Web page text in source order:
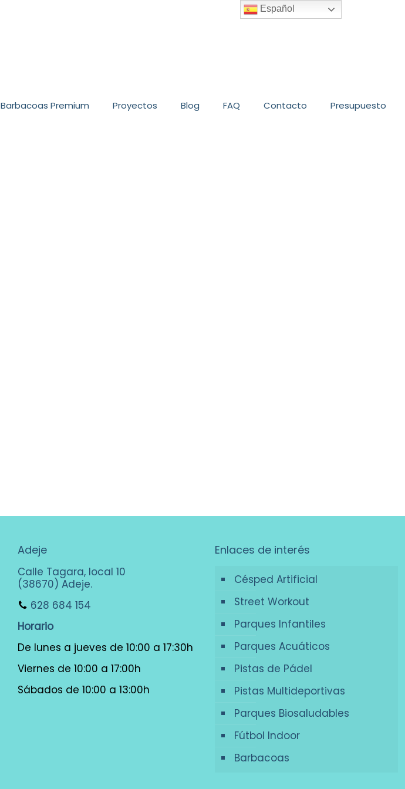
Barbacoas Premium Proyectos Blog FAQ Contacto Presupuesto
Adeje
Calle Tagara, local 10
(38670) Adeje.
628 684 154
Horario
De lunes a jueves de 10:00 a 17:30h
Viernes de 10:00 a 17:00h
Sábados de 10:00 a 13:00h
Enlaces de interés
Césped Artificial
Street Workout
Parques Infantiles
Parques Acuáticos
Pistas de Pádel
Pistas Multideportivas
Parques Biosaludables
Fútbol Indoor
Barbacoas
Español